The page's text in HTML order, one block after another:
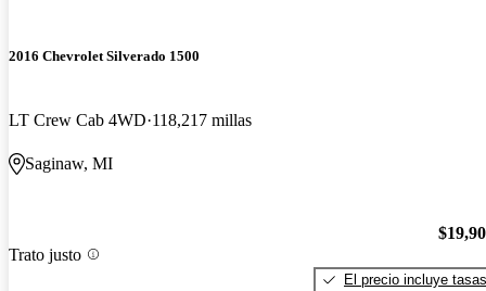
2016 Chevrolet Silverado 1500
LT Crew Cab 4WD 118,217 millas
Saginaw, MI
Trato justo
El precio incluye tasas